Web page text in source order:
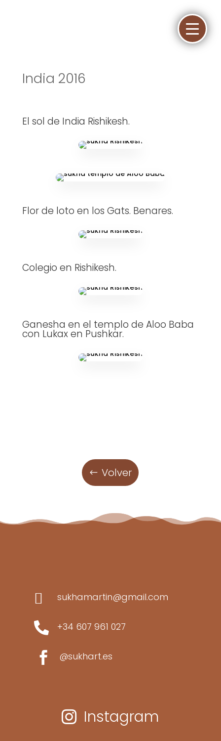
India 2016
El sol de India Rishikesh.
Flor de loto en los Gats. Benares.
Colegio en Rishikesh.
Ganesha en el templo de Aloo Baba
con Lukax en Pushkar.
Volver
 sukhamartin@gmail.com
 +34 607 961 027
 @sukhart.es
 Instagram